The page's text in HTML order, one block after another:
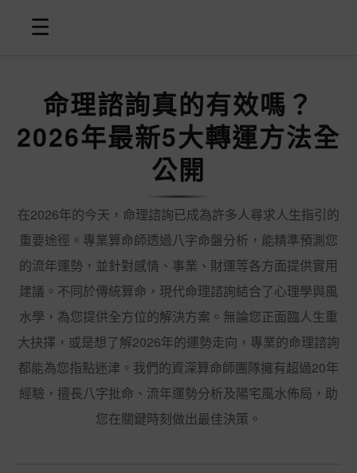
☰
命理諮詢真的有效嗎？
2026年最新5大轉運方法全
公開
在2026年的今天，命理諮詢已成為許多人尋求人生指引的
重要途徑。專業算命師透過八字命盤分析，能精準預測您
的流年運勢，並針對感情、事業、財運等各方面提供實用
建議。不同於傳統算命，現代命理諮詢結合了心理學與風
水學，為您提供全方位的解決方案。無論您正面臨人生重
大抉擇，或是想了解2026年的運勢走向，專業的命理諮詢
都能為您指點迷津。我們的資深算命師團隊擁有超過20年
經驗，擅長八字批命、流年運勢分析及陽宅風水佈局，助
您在關鍵時刻做出最佳決策。